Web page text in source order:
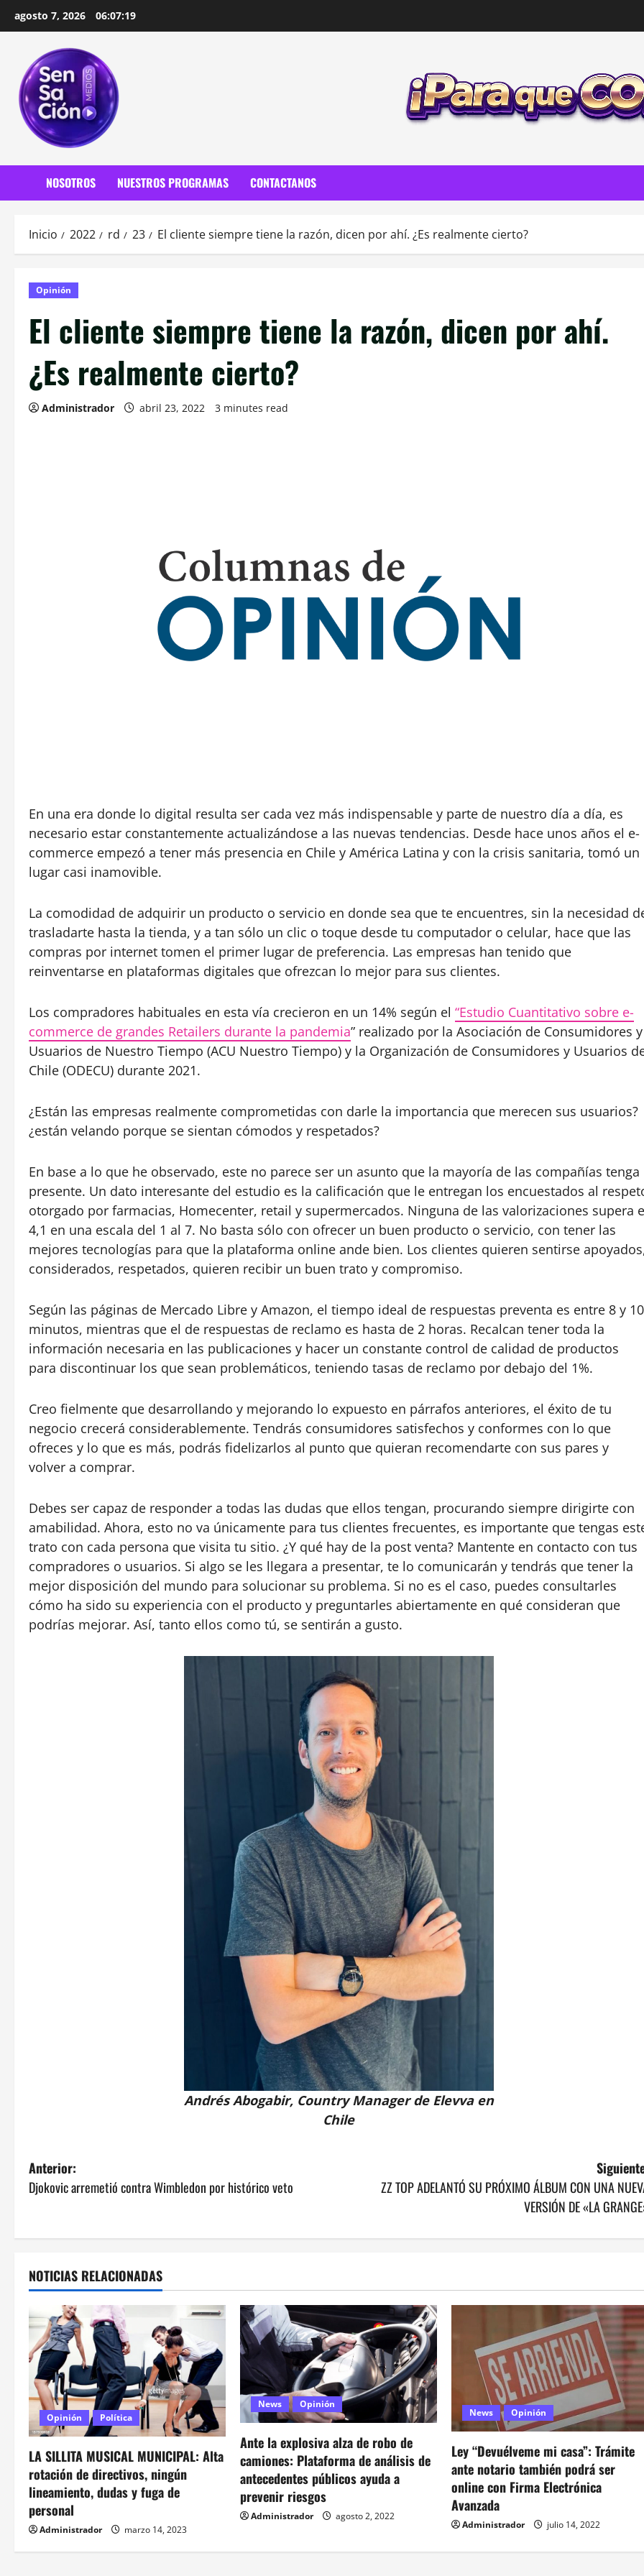
agosto 7, 2026 06:07:21
NOSOTROS NUESTROS PROGRAMAS CONTACTANOS
Inicio 2022 rd 23 El cliente siempre tiene la razón, dicen por ahí. ¿Es realmente cierto?
Opinión
El cliente siempre tiene la razón, dicen por ahí.
¿Es realmente cierto?
Administrador abril 23, 2022 3 minutes read
En una era donde lo digital resulta ser cada vez más indispensable y parte de nuestro día a día, es
necesario estar constantemente actualizándose a las nuevas tendencias. Desde hace unos años el e-
commerce empezó a tener más presencia en Chile y América Latina y con la crisis sanitaria, tomó un
lugar casi inamovible.
La comodidad de adquirir un producto o servicio en donde sea que te encuentres, sin la necesidad
trasladarte hasta la tienda, y a tan sólo un clic o toque desde tu computador o celular, hace que las
compras por internet tomen el primer lugar de preferencia. Las empresas han tenido que
reinventarse en plataformas digitales que ofrezcan lo mejor para sus clientes.
Los compradores habituales en esta vía crecieron en un 14% según el “Estudio Cuantitativo sobre e-
commerce de grandes Retailers durante la pandemia” realizado por la Asociación de Consumidores y
Usuarios de Nuestro Tiempo (ACU Nuestro Tiempo) y la Organización de Consumidores y Usuarios
Chile (ODECU) durante 2021.
¿Están las empresas realmente comprometidas con darle la importancia que merecen sus usuarios?
¿están velando porque se sientan cómodos y respetados?
En base a lo que he observado, este no parece ser un asunto que la mayoría de las compañías tenga
presente. Un dato interesante del estudio es la calificación que le entregan los encuestados al
otorgado por farmacias, Homecenter, retail y supermercados. Ninguna de las valorizaciones supera
4,1 en una escala del 1 al 7. No basta sólo con ofrecer un buen producto o servicio, con tener las
mejores tecnologías para que la plataforma online ande bien. Los clientes quieren sentirse
considerados, respetados, quieren recibir un buen trato y compromiso.
Según las páginas de Mercado Libre y Amazon, el tiempo ideal de respuestas preventa es entre 8 y 10
minutos, mientras que el de respuestas de reclamo es hasta de 2 horas. Recalcan tener toda la
información necesaria en las publicaciones y hacer un constante control de calidad de productos
para discontinuar los que sean problemáticos, teniendo tasas de reclamo por debajo del 1%.
Creo fielmente que desarrollando y mejorando lo expuesto en párrafos anteriores, el éxito de tu
negocio crecerá considerablemente. Tendrás consumidores satisfechos y conformes con lo que
ofreces y lo que es más, podrás fidelizarlos al punto que quieran recomendarte con sus pares y
volver a comprar.
Debes ser capaz de responder a todas las dudas que ellos tengan, procurando siempre dirigirte con
amabilidad. Ahora, esto no va únicamente para tus clientes frecuentes, es importante que tengas
trato con cada persona que visita tu sitio. ¿Y qué hay de la post venta? Mantente en contacto con tus
compradores o usuarios. Si algo se les llegara a presentar, te lo comunicarán y tendrás que tener la
mejor disposición del mundo para solucionar su problema. Si no es el caso, puedes consultarles
cómo ha sido su experiencia con el producto y preguntarles abiertamente en qué consideran que
podrías mejorar. Así, tanto ellos como tú, se sentirán a gusto.
Andrés Abogabir, Country Manager de Elevva en
Chile
N
a
v
e
g
a
c
ó
n
d
e
e
Anterior:
Djokovic arremetió contra Wimbledon por histórico veto
ZZ TOP ADELANTÓ SU PRÓXIMO ÁLBUM CON UNA
VERSIÓN DE «LA
NOTICIAS RELACIONADAS
Opinión Política
LA SILLITA MUSICAL MUNICIPAL: Alta
rotación de directivos, ningún
lineamiento, dudas y fuga de
personal
Administrador marzo 14, 2023
News Opinión
Ante la explosiva alza de robo de
camiones: Plataforma de análisis de
antecedentes públicos ayuda a
prevenir riesgos
Administrador agosto 2, 2022
News Opinión
Ley “Devuélveme mi casa”: Trámite
ante notario también podrá ser
online con Firma Electrónica
Avanzada
Administrador julio 14, 2022